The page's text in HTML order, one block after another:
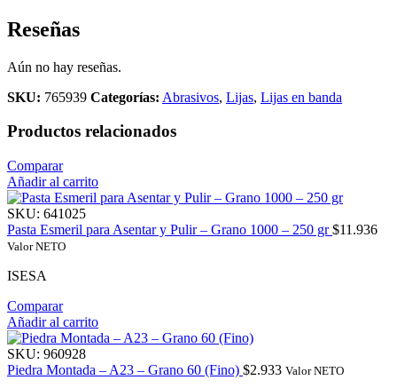
Reseñas
Aún no hay reseñas.
SKU: 765939 Categorías: Abrasivos, Lijas, Lijas en banda
Productos relacionados
Comparar
Añadir al carrito
SKU: 641025
Pasta Esmeril para Asentar y Pulir – Grano 1000 – 250 gr$11.936
Valor NETO
ISESA
Comparar
Añadir al carrito
SKU: 960928
Piedra Montada – A23 – Grano 60 (Fino) $2.933 Valor NETO